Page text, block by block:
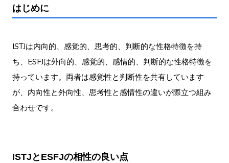
はじめに
ISTJは内向的、感覚的、思考的、判断的な性格特徴を持
ち、ESFJは外向的、感覚的、感情的、判断的な性格特徴を
持っています。両者は感覚性と判断性を共有しています
が、内向性と外向性、思考性と感情性の違いが際立つ組み
合わせです。
ISTJとESFJの相性の良い点